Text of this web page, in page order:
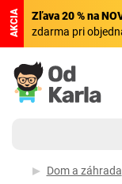
AKCIA Zľava 20 % na
zdarma pri
Dom a záhrada